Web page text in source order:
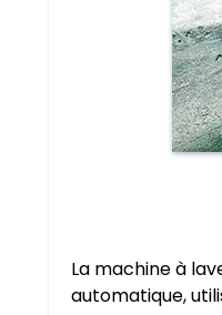
La machine à
automatique,